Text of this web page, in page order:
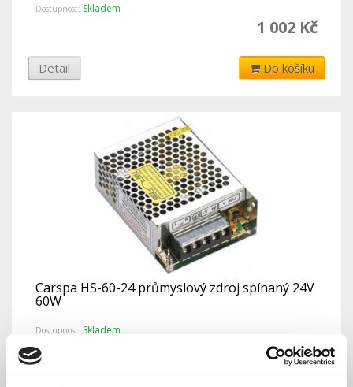
Dostupnost: Skladem
1 002 Kč
Detail Do košíku
Carspa HS-60-24 průmyslový zdroj spínaný 24V
60W
Dostupnost: Skladem
237 Kč